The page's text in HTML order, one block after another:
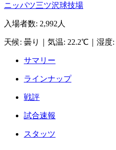
ニッパツ三ツ沢球技場
入場者数: 2,992人
天候: 曇り 気温: 22.2℃ 湿度:
サマリー
ラインナップ
戦評
試合速報
スタッツ